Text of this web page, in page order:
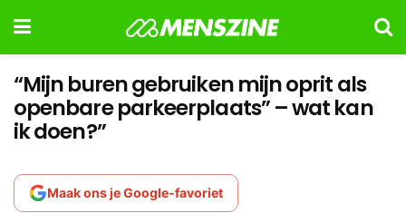
“Mijn buren gebruiken mijn oprit als
openbare parkeerplaats” – wat kan
ik doen?”
Maak ons je Google-favoriet